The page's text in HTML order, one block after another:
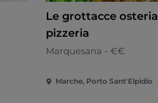
Le grottacce osteria
pizzeria
Marquesana - €€
Marche, Porto Sant'Elpidio